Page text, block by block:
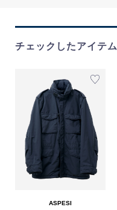
チェックしたアイテム
ASPESI